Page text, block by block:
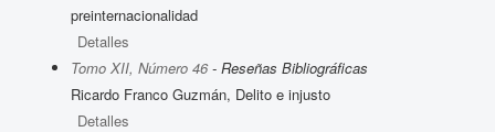
preinternacionalidad
Detalles
Tomo XII, Número 46- Reseñas Bibliográficas
Ricardo Franco Guzmán, Delito e injusto
Detalles